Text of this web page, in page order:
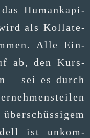
Human­ka­pi­
als Kol­la­te­
Alle Ein­
ab, den Kurs­
– sei es durch
ist unkom­